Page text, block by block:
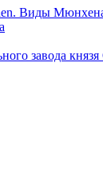
Виды